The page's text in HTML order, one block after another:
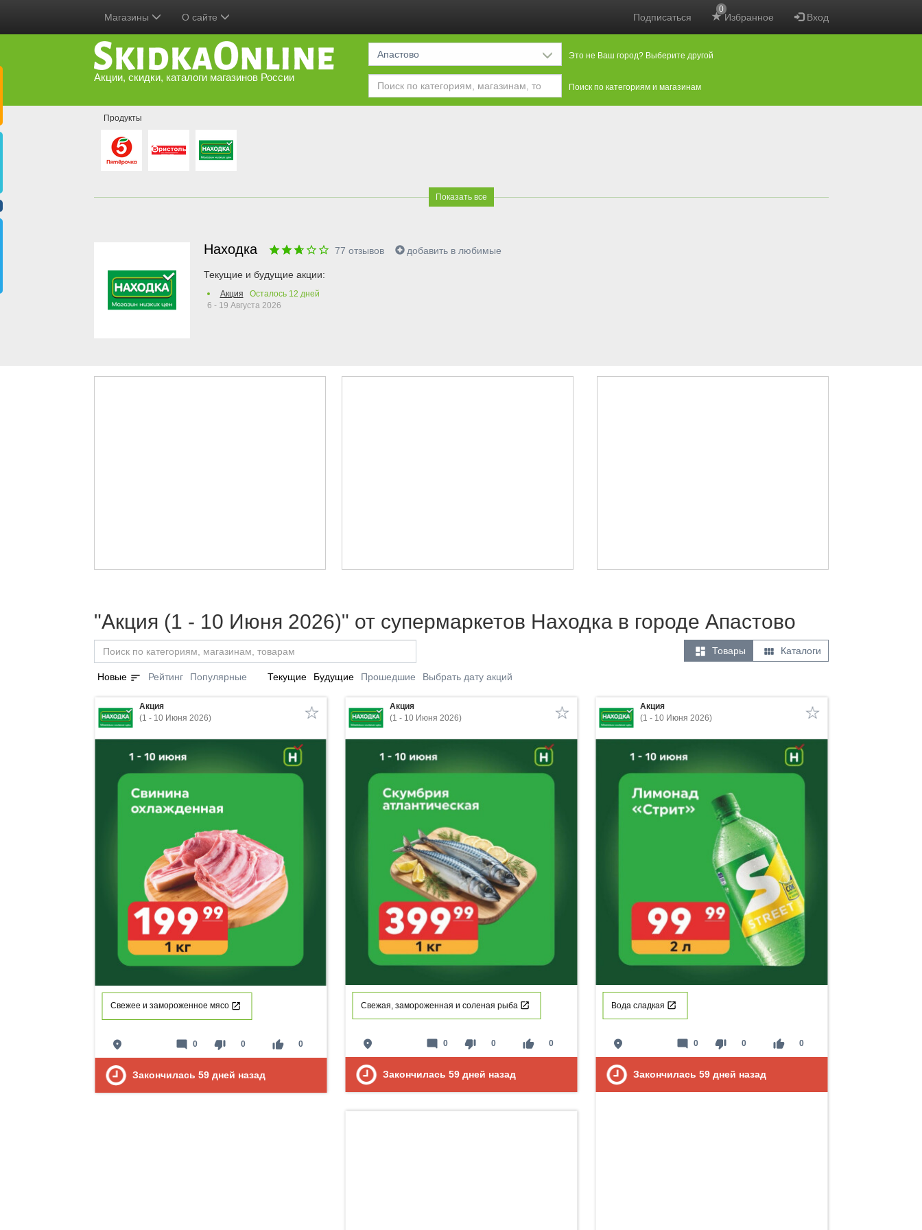
Подписаться Избранное
0
Вход
Магазины О сайте
Акции, скидки, каталоги магазинов России
Апастово Это не Ваш город? Выберите другой
Поиск по категориям и магазинам
Продукты
Показать все
Находка 77 отзывов добавить в любимые
Текущие и будущие акции:
Акция Осталось 12 дней
6 - 19 Августа 2026
"Акция (1 - 10 Июня 2026)" от супермаркетов Находка в городе Апастово
 Товары  Каталоги
Новые sort Рейтинг Популярные Текущие Будущие Прошедшие Выбрать дату акций
Акция
(1 - 10 Июня 2026)
Свежее и замороженное мясо
place thumb_down 0 thumb_up 0
mode_comment 0
Закончилась 59 дней назад
Акция
(1 - 10 Июня 2026)
Свежая, замороженная и соленая рыба
place thumb_down 0 thumb_up 0
mode_comment 0
Закончилась 59 дней назад
Акция
(1 - 10 Июня 2026)
Вода сладкая
place thumb_down 0 thumb_up 0
mode_comment 0
Закончилась 59 дней назад